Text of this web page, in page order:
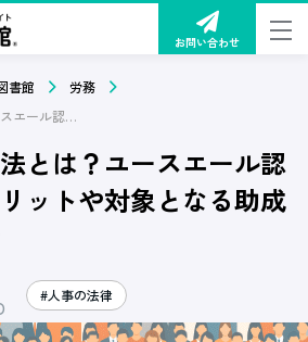
お問い合わせ
書館
労務
若者雇用促進法とは？ユースエール認定を受けるメリットや対象となる助成金制度を紹介
とは？ユースエール認
ットや対象となる助成
#人事の法律